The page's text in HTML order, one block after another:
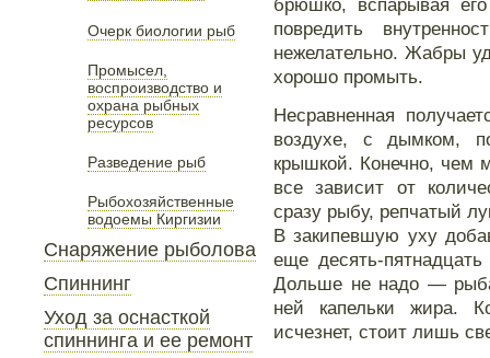
Очерк биологии рыб
Промысел,
воспроизводство и
охрана рыбных
ресурсов
Разведение рыб
Рыбохозяйственные
водоемы Киргизии
Снаряжение рыболова
Спиннинг
Уход за оснасткой
спиннинга и ее ремонт
брюшко, вспарывая
повредить
нежелательно. Жабры
хорошо промыть.
Несравненная
воздухе, с дымком,
крышкой. Конечно, чем
все зависит от
сразу рыбу, репчатый
В закипевшую уху
еще десять-
Дольше не надо —
ней капельки жира.
исчезнет, стоит лишь